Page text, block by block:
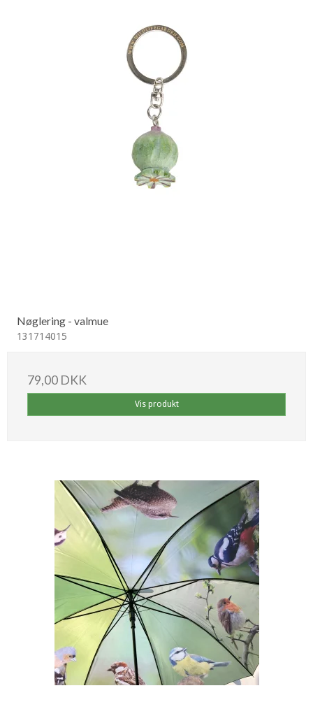
Nøglering - valmue
131714015
79,00 DKK
Vis produkt